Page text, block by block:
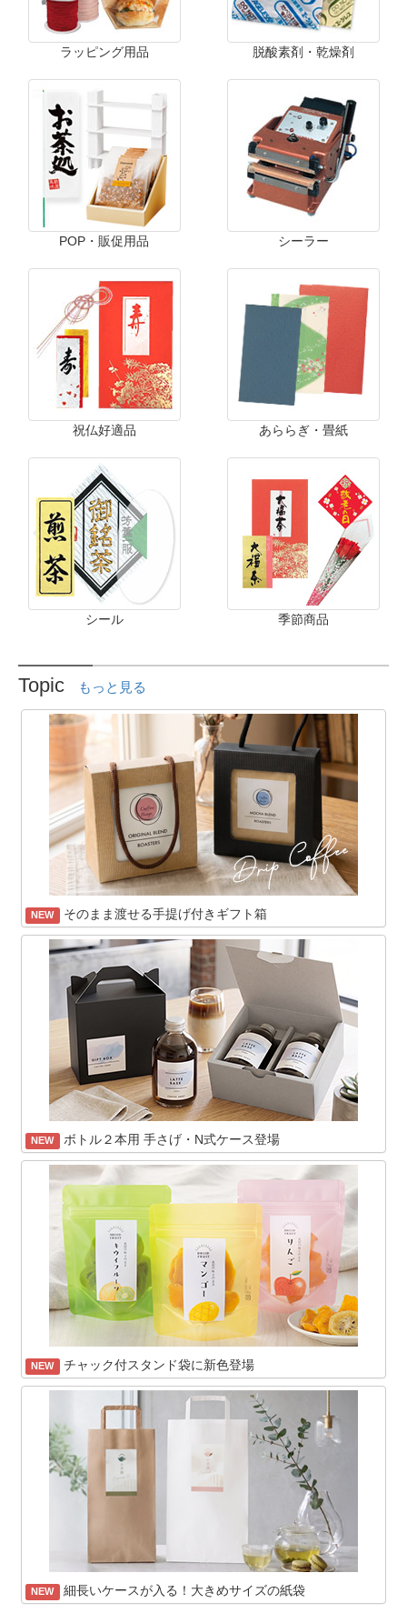
ラッピング用品 脱酸素剤・乾燥剤
POP・販促用品 シーラー
祝仏好適品 あららぎ・畳紙
シール 季節商品
Topic もっと見る
NEW そのまま渡せる手提げ付きギフト箱
NEW ボトル２本用 手さげ・N式ケース登場
NEW チャック付スタンド袋に新色登場
NEW 細長いケースが入る！大きめサイズの紙袋